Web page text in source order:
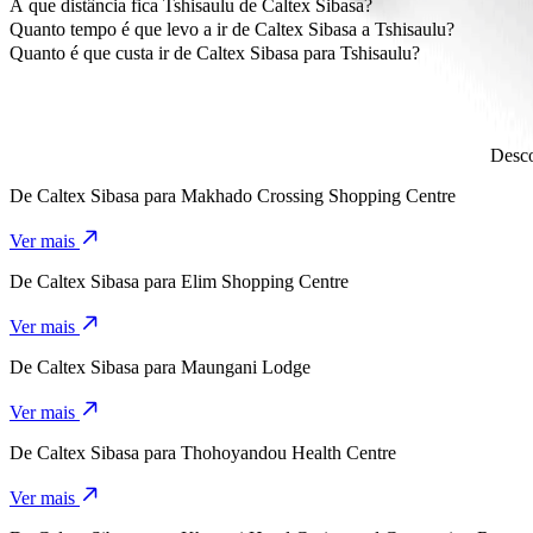
A forma mais económica de ir de Caltex Sibasa a Tshisaulu é de Go
A que distância fica Tshisaulu de Caltex Sibasa?
Tshisaulu fica a aproximadamente 10,3 km de Caltex Sibasa.
Quanto tempo é que levo a ir de Caltex Sibasa a Tshisaulu?
Levas cerca de 18 min a ir de Caltex Sibasa para Tshisaulu de Go
Quanto é que custa ir de Caltex Sibasa para Tshisaulu?
De Caltex Sibasa para Makhado Crossing Shopping Centre
Ver mais
De Caltex Sibasa para Elim Shopping Centre
Ver mais
De Caltex Sibasa para Maungani Lodge
Ver mais
De Caltex Sibasa para Thohoyandou Health Centre
Ver mais